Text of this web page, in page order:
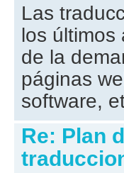
Las
los últimos
de la
páginas
software,
Re: Plan